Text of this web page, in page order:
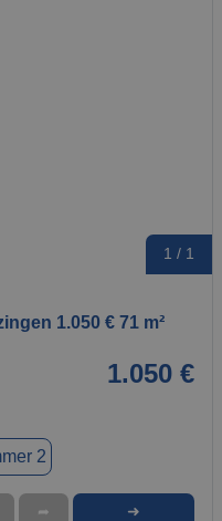
1 / 1
1.050 € 71 m²
1.050 €
2
➦ ➜